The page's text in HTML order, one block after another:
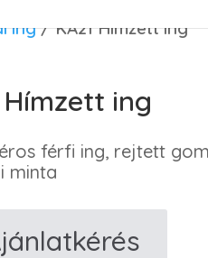
ing/ KA21 Hímzett ing
Hímzett ing
férfi ing, rejtett
minta